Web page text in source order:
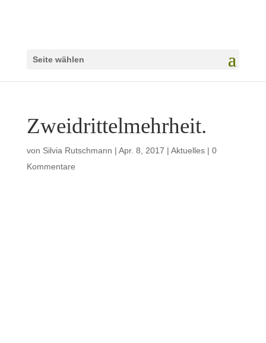
Seite wählen
Zweidrittelmehrheit.
von Silvia Rutschmann | Apr. 8, 2017 | Aktuelles| 0
Kommentare